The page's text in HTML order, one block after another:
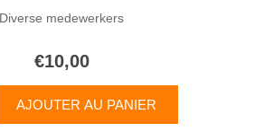
Diverse medewerkers
€10,00